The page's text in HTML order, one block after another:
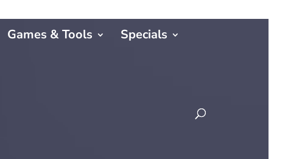
Games & Tools Specials